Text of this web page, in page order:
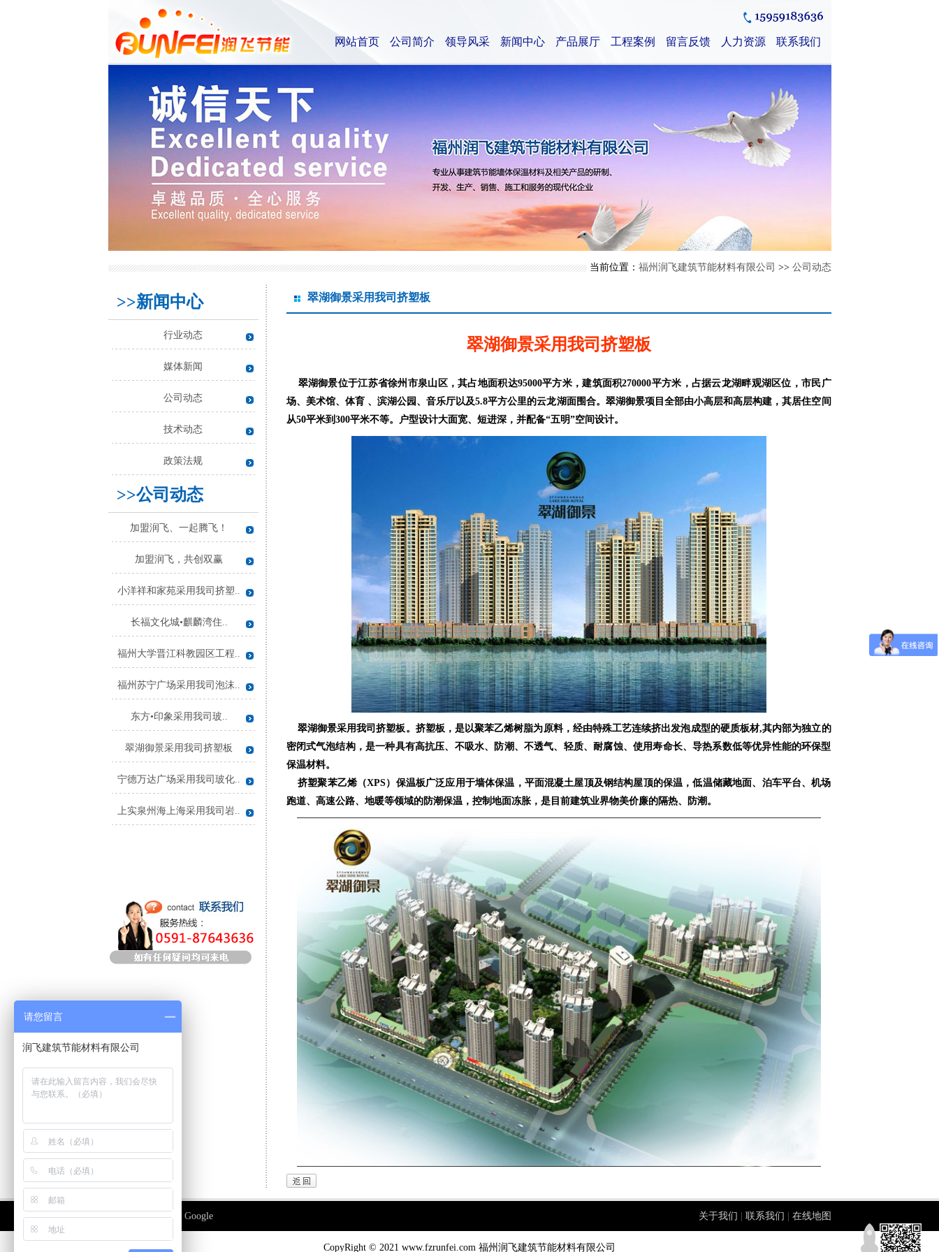
联系我们
人力资源
留言反馈
工程案例
产品展厅
新闻中心
领导风采
公司简介
网站首页
当前位置： 福州润飞建筑节能材料有限公司 >> 公司动态
>>新闻中心
行业动态
媒体新闻
公司动态
技术动态
政策法规
>>公司动态
加盟润飞、一起腾飞！
加盟润飞，共创双赢
小洋祥和家苑采用我司挤塑..
长福文化城•麒麟湾住..
福州大学晋江科教园区工程..
福州苏宁广场采用我司泡沫..
东方•印象采用我司玻..
翠湖御景采用我司挤塑板
宁德万达广场采用我司玻化..
上实泉州海上海采用我司岩..
翠湖御景采用我司挤塑板
翠湖御景采用我司挤塑板
翠湖御景位于江苏省徐州市泉山区，其占地面积达95000平方米，建筑面积270000平方米，占据云龙湖畔观湖区位，市民广
场、美术馆、体育 、滨湖公园、音乐厅以及5.8平方公里的云龙湖面围合。翠湖御景项目全部由小高层和高层构建，其居住空间
从50平米到300平米不等。户型设计大面宽、短进深，并配备“五明”空间设计。
翠湖御景采用我司挤塑板。挤塑板，是以聚苯乙烯树脂为原料，经由特殊工艺连续挤出发泡成型的硬质板材,其内部为独立的
密闭式气泡结构，是一种具有高抗压、不吸水、防潮、不透气、轻质、耐腐蚀、使用寿命长、导热系数低等优异性能的环保型
保温材料。
挤塑聚苯乙烯（XPS）保温板广泛应用于墙体保温，平面混凝土屋顶及钢结构屋顶的保温，低温储藏地面、泊车平台、机场
跑道、高速公路、地暖等领域的防潮保温，控制地面冻胀，是目前建筑业界物美价廉的隔热、防潮。
友情链接：百度 Google 关于我们 联系我们 在线地图
CopyRight © 2021 www.fzrunfei.com 福州润飞建筑节能材料有限公司
请您留言
润飞建筑节能材料有限公司